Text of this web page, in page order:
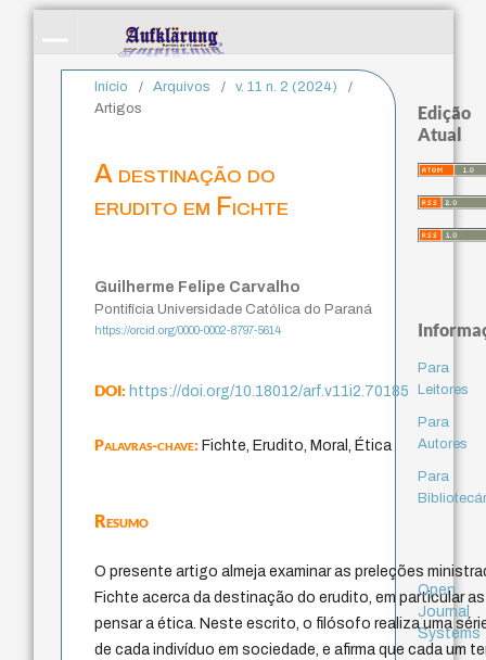
Início / Arquivos / v. 11 n. 2 (2024)
/
Artigos
A destinação do
erudito em Fichte
Guilherme Felipe Carvalho
Pontifícia Universidade Católica do Paraná
https://orcid.org/0000-0002-8797-5614
DOI:https://doi.org/10.18012/arf.v11i2.70185
Palavras-chave:Fichte, Erudito, Moral, Ética
Resumo
O presente artigo almeja examinar as preleções
Fichte acerca da destinação do erudito, em particular
pensar a ética. Neste escrito, o filósofo realiza uma
de cada indivíduo em sociedade, e afirma que cada um
Edição
Atual
Para
Leitores
Para
Autores
Para
Open
Journal
Systems